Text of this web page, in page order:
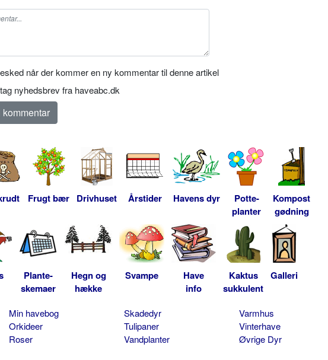
når der kommer en ny kommentar til denne artikel
nyhedsbrev fra haveabc.dk
Frugt bær Drivhuset Årstider Havens dyr
Potte-
planter
Kompost
gødning
Plante-
skemaer
Hegn og
hække
Svampe
Have
info
Kaktus
sukkulent
Galleri
Min havebog
Orkideer
Roser
Skadedyr
Tulipaner
Vandplanter
Varmhus
Vinterhave
Øvrige Dyr